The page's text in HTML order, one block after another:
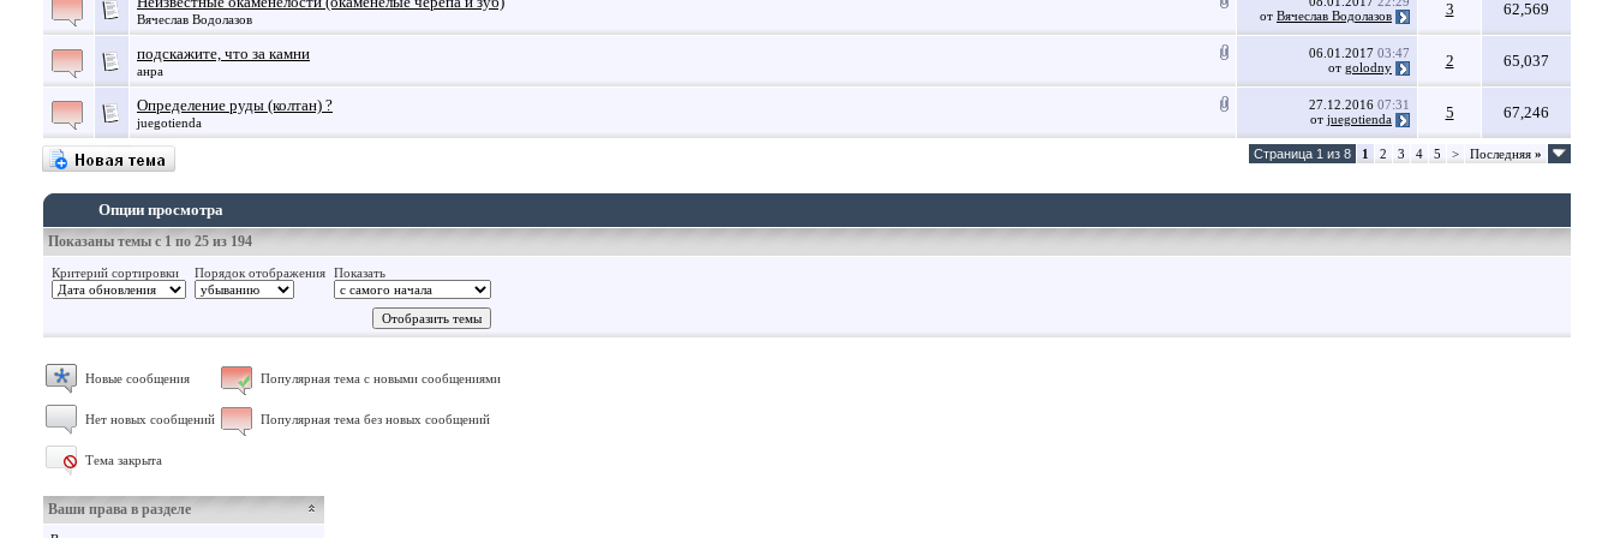
Вячеслав Водолазов
от Вячеслав Водолазов 3 62,569
подскажите, что за камни
анра
06.01.2017 03:47
от golodny 2 65,037
Определение руды (колтан) ?
juegotienda
27.12.2016 07:31
от juegotienda 5 67,246
Страница 1 из 8 1 2 3 4 5 > Последняя »
Опции просмотра
Показаны темы с 1 по 25 из 194
Критерий сортировки Порядок отображения Показать
Новые сообщения Популярная тема с новыми сообщениями
Нет новых сообщений Популярная тема без новых сообщений
Тема закрыта
Ваши права в разделе